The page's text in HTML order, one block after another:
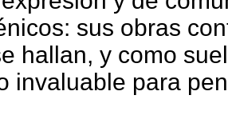
sus obras
hallan, y como
invaluable para